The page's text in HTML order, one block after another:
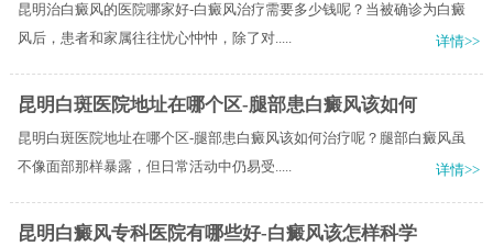
昆明治白癜风的医院哪家好-白癜风治疗需要多少钱呢？当被确诊为白癜
风后，患者和家属往往忧心忡忡，除了对.....
详情>>
昆明白斑医院地址在哪个区-腿部患白癜风该如何
昆明白斑医院地址在哪个区-腿部患白癜风该如何治疗呢？腿部白癜风虽
不像面部那样暴露，但日常活动中仍易受.....
详情>>
昆明白癜风专科医院有哪些好-白癜风该怎样科学